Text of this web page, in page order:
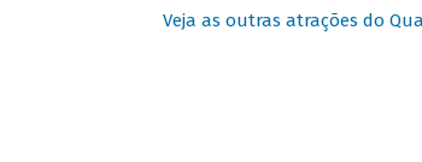
Veja as outras atrações do